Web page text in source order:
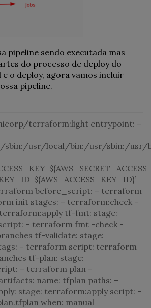
pipeline sendo executada mas
do processo de deploy do
o deploy, agora vamos incluir
pipeline.
terraform:light entrypoint: –
sbin:/usr/local/bin:/usr/sbin:/usr/
before_script: – terraform
init stages: – terraform:check –
terraform:apply tf-fmt: stage:
– terraform fmt -check -
tf-validate: stage:
– terraform script: terraform
tf-plan: stage:
– terraform plan -
name: tfplan paths: –
stage: terraform:apply script: –
when: manual